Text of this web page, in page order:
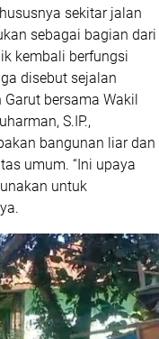
sekitar jalan
sebagai bagian dari
kembali berfungsi
disebut sejalan
bersama Wakil
S.IP.,
bangunan liar dan
umum. “Ini upaya
untuk